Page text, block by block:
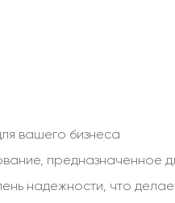
вашего бизнеса
предназначенное
надежности, что